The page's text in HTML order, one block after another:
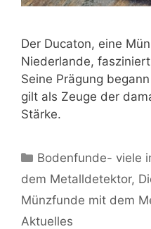
Der Ducaton, eine
Niederlande,
Seine Prägung
gilt als Zeuge der
Stärke.
Kategorien
Bodenfunde- viele
dem Metalldetektor,
Münzfunde mit dem
Aktuelles